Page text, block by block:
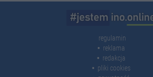
regulamin
reklama
redakcja
pliki cookies